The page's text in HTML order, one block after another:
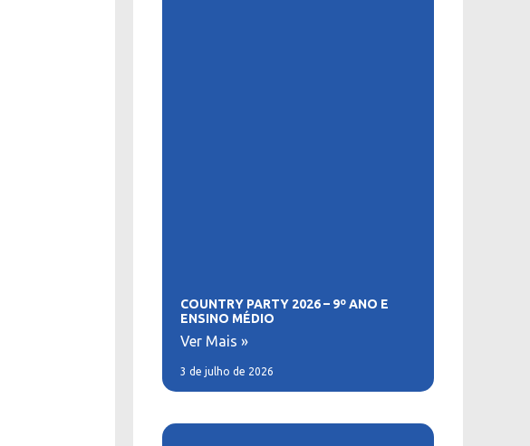
COUNTRY PARTY 2026 – 9º ANO E
ENSINO MÉDIO
Ver Mais »
3 de julho de 2026